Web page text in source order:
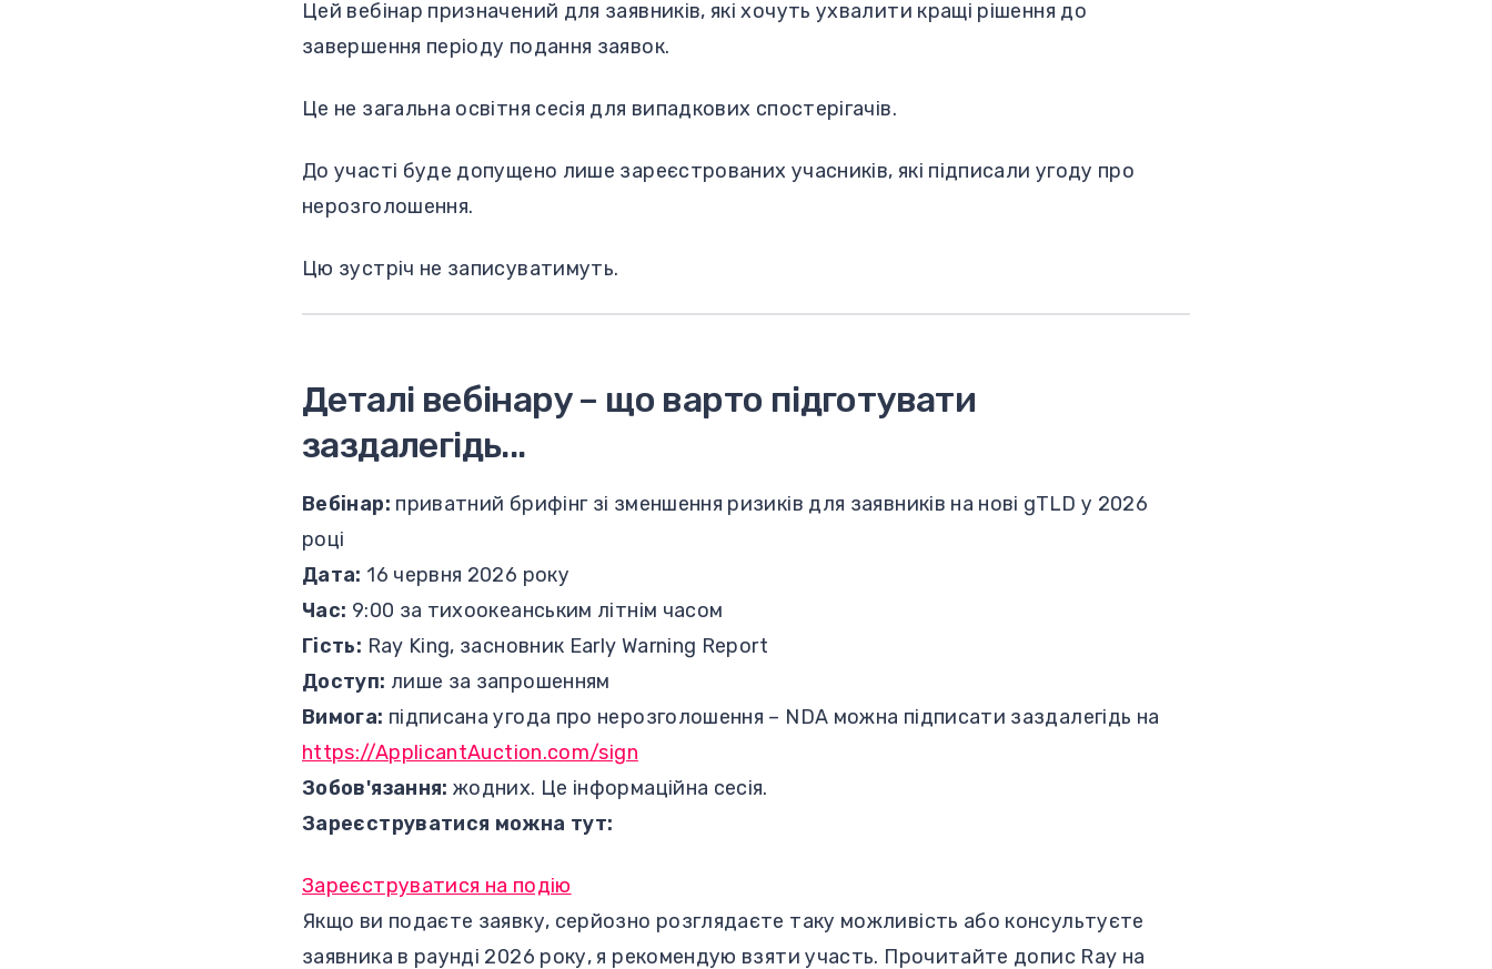
Цей вебінар призначений для заявників, які хочуть ухвалити кращі рішення до
завершення періоду подання заявок.
Це не загальна освітня сесія для випадкових спостерігачів.
До участі буде допущено лише зареєстрованих учасників, які підписали угоду про
нерозголошення.
Цю зустріч не записуватимуть.
Деталі вебінару – що варто підготувати
заздалегідь...
Вебінар: приватний брифінг зі зменшення ризиків для заявників на нові gTLD у 2026
році
Дата: 16 червня 2026 року
Час: 9:00 за тихоокеанським літнім часом
Гість: Ray King, засновник Early Warning Report
Доступ: лише за запрошенням
Вимога: підписана угода про нерозголошення – NDA можна підписати заздалегідь на
https://ApplicantAuction.com/sign
Зобов'язання: жодних. Це інформаційна сесія.
Зареєструватися можна тут:
Зареєструватися на подію
Якщо ви подаєте заявку, серйозно розглядаєте таку можливість або консультуєте
заявника в раунді 2026 року, я рекомендую взяти участь. Прочитайте допис Ray на